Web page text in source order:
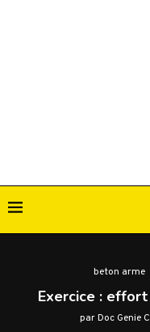
beton arme
Exercice :
parDoc Genie